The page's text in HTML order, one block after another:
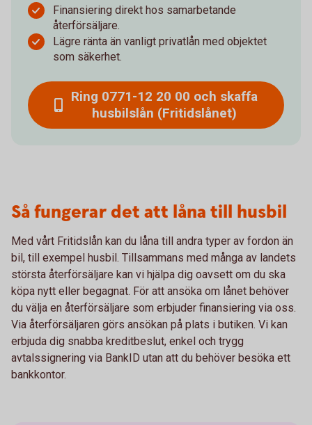
Finansiering direkt hos samarbetande
återförsäljare.
Lägre ränta än vanligt privatlån med objektet
som säkerhet.
Ring 0771-12 20 00 och skaffa
husbilslån (Fritidslånet)
Så fungerar det att låna till husbil
Med vårt Fritidslån kan du låna till andra typer av fordon än
bil, till exempel husbil. Tillsammans med många av landets
största återförsäljare kan vi hjälpa dig oavsett om du ska
köpa nytt eller begagnat. För att ansöka om lånet behöver
du välja en återförsäljare som erbjuder finansiering via oss.
Via återförsäljaren görs ansökan på plats i butiken. Vi kan
erbjuda dig snabba kreditbeslut, enkel och trygg
avtalssignering via BankID utan att du behöver besöka ett
bankkontor.